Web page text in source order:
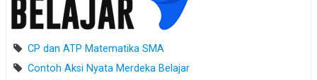
CP dan ATP Matematika SMA
Contoh Aksi Nyata Merdeka Belajar